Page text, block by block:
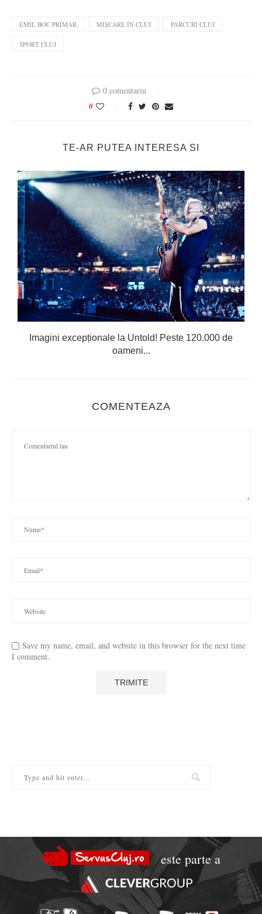
EMIL BOC PRIMAR MIȘCARE ÎN CLUJ PARCURI CLUJ
SPORT CLUJ
0 comentariu
0
TE-AR PUTEA INTERESA SI
Imagini excepționale la Untold! Peste 120.000 de
oameni...
COMENTEAZA
Save my name, email, and website in this browser for the next time
I comment.
este parte a